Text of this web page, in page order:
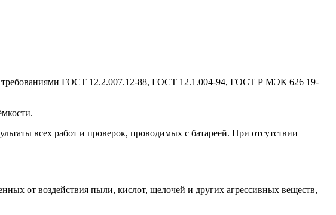
с требованиями ГОСТ 12.2.007.12-88, ГОСТ 12.1.004-94, ГОСТ Р МЭК 626 19-
всех работ и проверок, проводимых с батареей. При отсутствии
от воздействия пыли, кислот, щелочей и других агрессивных веществ,